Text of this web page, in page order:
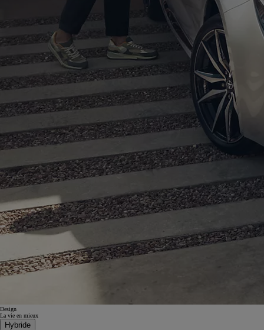
Design
La vie en mieux
Hybride